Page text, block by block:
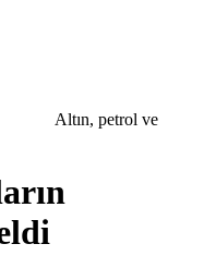
Altın, petrol ve